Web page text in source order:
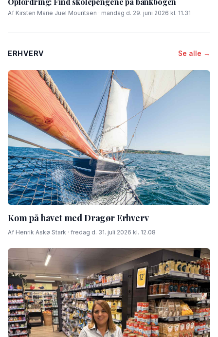
Af Kirsten Marie Juel Mouritsen · mandag d. 29. juni 2026 kl. 11.31
ERHVERV Se alle →
Kom på havet med Dragør Erhverv
Af Henrik Askø Stark · fredag d. 31. juli 2026 kl. 12.08